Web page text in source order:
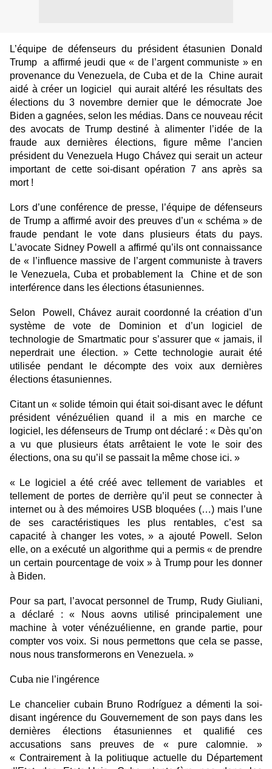
L’équipe de défenseurs du président étasunien Donald
Trump a affirmé jeudi que « de l’argent communiste » en
provenance du Venezuela, de Cuba et de la Chine aurait
aidé à créer un logiciel qui aurait altéré les résultats des
élections du 3 novembre dernier que le démocrate Joe
Biden a gagnées, selon les médias. Dans ce nouveau récit
des avocats de Trump destiné à alimenter l’idée de la
fraude aux dernières élections, figure même l’ancien
président du Venezuela Hugo Chávez qui serait un acteur
important de cette soi-disant opération 7 ans après sa
mort !
Lors d’une conférence de presse, l’équipe de défenseurs
de Trump a affirmé avoir des preuves d’un « schéma » de
fraude pendant le vote dans plusieurs états du pays.
L’avocate Sidney Powell a affirmé qu’ils ont connaissance
de « l’influence massive de l’argent communiste à travers
le Venezuela, Cuba et probablement la Chine et de son
interférence dans les élections étasuniennes.
Selon Powell, Chávez aurait coordonné la création d’un
système de vote de Dominion et d’un logiciel de
technologie de Smartmatic pour s’assurer que « jamais, il
neperdrait une élection. » Cette technologie aurait été
utilisée pendant le décompte des voix aux dernières
élections étasuniennes.
Citant un « solide témoin qui était soi-disant avec le défunt
président vénézuélien quand il a mis en marche ce
logiciel, les défenseurs de Trump ont déclaré : « Dès qu’on
a vu que plusieurs états arrêtaient le vote le soir des
élections, ona su qu’il se passait la même chose ici. »
« Le logiciel a été créé avec tellement de variables et
tellement de portes de derrière qu’il peut se connecter à
internet ou à des mémoires USB bloquées (…) mais l’une
de ses caractéristiques les plus rentables, c’est sa
capacité à changer les votes, » a ajouté Powell. Selon
elle, on a exécuté un algorithme qui a permis « de prendre
un certain pourcentage de voix » à Trump pour les donner
à Biden.
Pour sa part, l’avocat personnel de Trump, Rudy Giuliani,
a déclaré : « Nous aovns utilisé principalement une
machine à voter vénézuélienne, en grande partie, pour
compter vos voix. Si nous permettons que cela se passe,
nous nous transformerons en Venezuela. »
Cuba nie l’ingérence
Le chancelier cubain Bruno Rodríguez a démenti la soi-
disant ingérence du Gouvernement de son pays dans les
dernières élections étasuniennes et qualifié ces
accusations sans preuves de « pure calomnie. »
« Contrairement à la politiuque actuelle du Département